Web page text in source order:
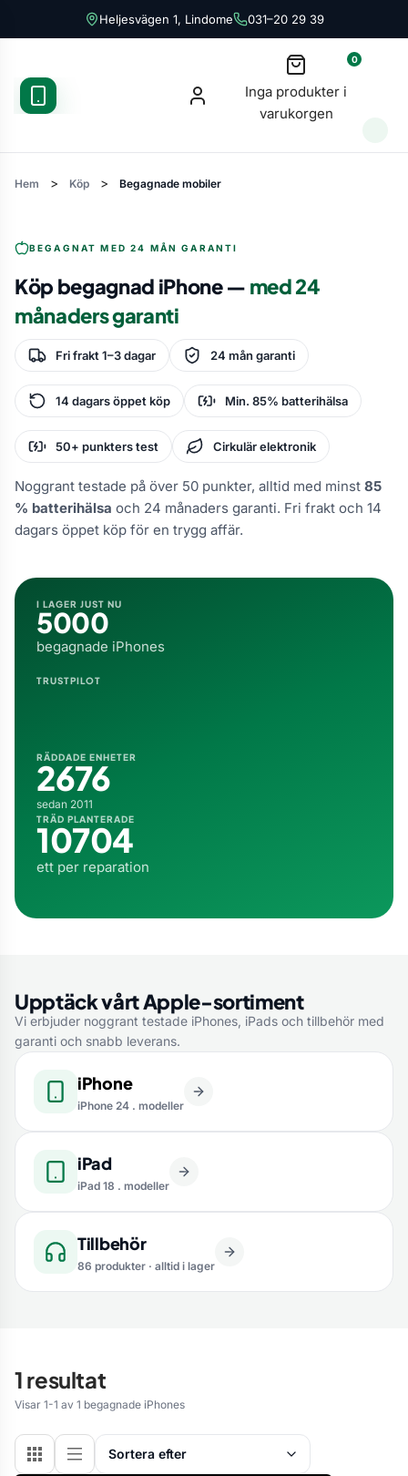
Heljesvägen 1, Lindome 031–20 29 39
0
Inga produkter i
varukorgen
Hem > Köp > Begagnade mobiler
BEGAGNAT MED 24 MÅN GARANTI
Köp begagnad iPhone — med 24
månaders garanti
Fri frakt 1–3 dagar 24 mån garanti
14 dagars öppet köp Min. 85% batterihälsa
50+ punkters test Cirkulär elektronik
Noggrant testade på över 50 punkter, alltid med minst 85
% batterihälsa och 24 månaders garanti. Fri frakt och 14
dagars öppet köp för en trygg affär.
I LAGER JUST NU
5000
begagnade iPhones
TRUSTPILOT
RÄDDADE ENHETER
2676
sedan 2011
TRÄD PLANTERADE
10704
ett per reparation
Upptäck vårt Apple-sortiment
Vi erbjuder noggrant testade iPhones, iPads och tillbehör med
garanti och snabb leverans.
iPhone
iPhone 24 . modeller
iPad
iPad 18 . modeller
Tillbehör
86 produkter · alltid i lager
1 resultat
Visar 1-1 av 1 begagnade iPhones